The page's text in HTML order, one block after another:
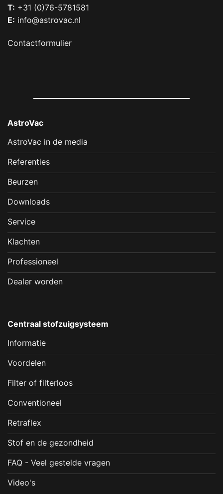
T: +31 (0)76-5781581
E: info@astrovac.nl
Contactformulier
AstroVac
AstroVac in de media
Referenties
Beurzen
Downloads
Service
Klachten
Professioneel
Dealer worden
Centraal stofzuigsysteem
Informatie
Voordelen
Filter of filterloos
Conventioneel
Retraflex
Stof en de gezondheid
FAQ - Veel gestelde vragen
Video's